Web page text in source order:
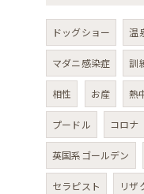
ドッグショー 温
マダニ感染症 訓
相性 お産 熱
プードル コロナ
英国系ゴールデン
セラピスト リザ